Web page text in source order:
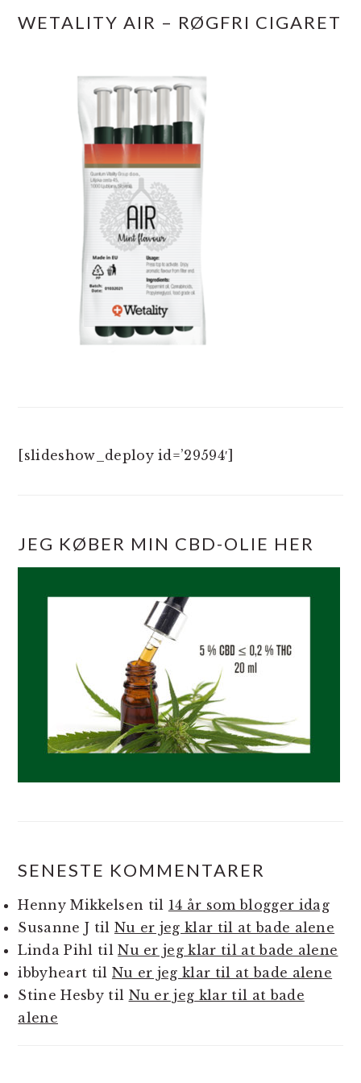
WETALITY AIR – RØGFRI CIGARET
[slideshow_deploy id=’29594′]
JEG KØBER MIN CBD-OLIE HER
SENESTE KOMMENTARER
Henny Mikkelsen til 14 år som blogger idag
Susanne J til Nu er jeg klar til at bade alene
Linda Pihl tilNu er jeg klar til at bade alene
ibbyheart til Nu er jeg klar til at bade alene
Stine Hesbytil Nu er jeg klar til at bade
alene